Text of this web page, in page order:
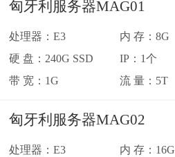
意大利
西班牙
匈牙利服务器MAG01
处理器：E3
硬 盘：240G SSD
带 宽：1G
内 存：8G
IP：1个
流 量：5T
匈牙利服务器MAG02
处理器：E3
内 存：16G